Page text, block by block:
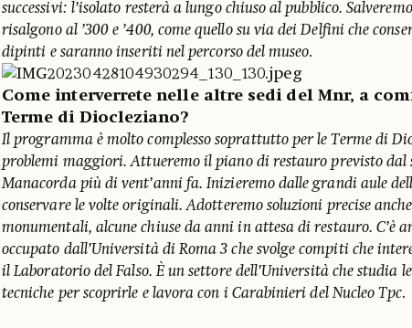
successivi: l’isolato resterà a lungo chiuso al pubblico.
risalgono al ’300 e ’400, come quello su via dei Delfini che
dipinti e saranno inseriti nel percorso del museo.
Come interverrete nelle altre sedi del Mnr, a
Terme di Diocleziano?
Il programma è molto complesso soprattutto per le Terme di
problemi maggiori. Attueremo il piano di restauro previsto dal
Manacorda più di vent’anni fa. Inizieremo dalle grandi aule
conservare le volte originali. Adotteremo soluzioni precise
monumentali, alcune chiuse da anni in attesa di restauro. C’è
occupato dall’Università di Roma 3 che svolge compiti che
il Laboratorio del Falso. È un settore dell’Università che studia
tecniche per scoprirle e lavora con i Carabinieri del Nucleo Tpc.